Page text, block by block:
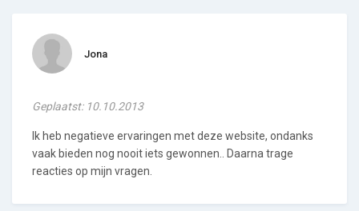
Jona
Geplaatst: 10.10.2013
Ik heb negatieve ervaringen met deze website, ondanks
vaak bieden nog nooit iets gewonnen.. Daarna trage
reacties op mijn vragen.